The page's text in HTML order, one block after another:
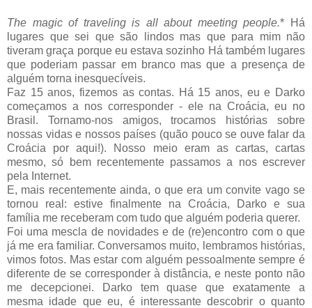
The magic of traveling is all about meeting people.* Há
lugares que sei que são lindos mas que para mim não
tiveram graça porque eu estava sozinho Há também lugares
que poderiam passar em branco mas que a presença de
alguém torna inesquecíveis.
Faz 15 anos, fizemos as contas. Há 15 anos, eu e Darko
começamos a nos corresponder - ele na Croácia, eu no
Brasil. Tornamo-nos amigos, trocamos histórias sobre
nossas vidas e nossos países (quão pouco se ouve falar da
Croácia por aqui!). Nosso meio eram as cartas, cartas
mesmo, só bem recentemente passamos a nos escrever
pela Internet.
E, mais recentemente ainda, o que era um convite vago se
tornou real: estive finalmente na Croácia, Darko e sua
família me receberam com tudo que alguém poderia querer.
Foi uma mescla de novidades e de (re)encontro com o que
já me era familiar. Conversamos muito, lembramos histórias,
vimos fotos. Mas estar com alguém pessoalmente sempre é
diferente de se corresponder à distância, e neste ponto não
me decepcionei. Darko tem quase que exatamente a
mesma idade que eu, é interessante descobrir o quanto